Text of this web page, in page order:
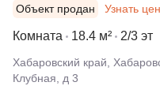
Объект продан Узнать
Комната 18.4 м² 2/3 эт
Хабаровский край,
Клубная, д 3